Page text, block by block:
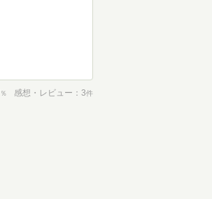
％ 感想・レビュー 3件